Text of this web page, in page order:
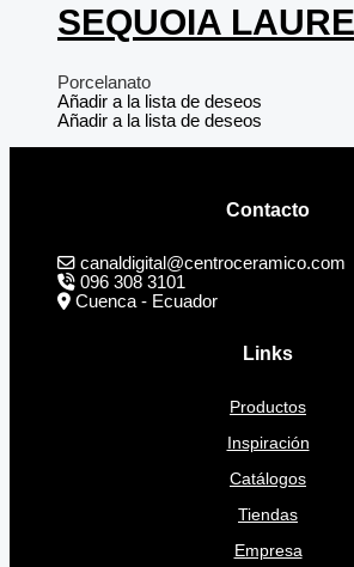
SEQUOIA
Porcelanato
Añadir a la lista de deseos
Añadir a la lista de deseos
Contacto
canaldigital@centroceramico.com
096 308 3101
Cuenca - Ecuador
Links
Productos
Inspiración
Catálogos
Tiendas
Empresa